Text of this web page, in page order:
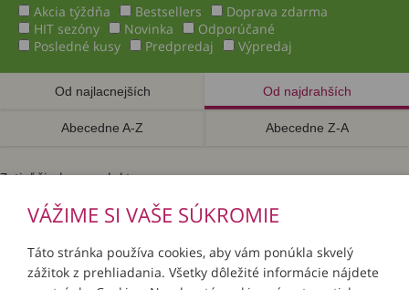
Akcia týždňa Bestsellers
Doprava zdarma
HIT sezóny
Novinka
Odporúčané
Posledné kusy
Predpredaj Výpredaj
Od najlacnejších Od najdrahších
Abecedne A-Z Abecedne Z-A
Zatiaľ žiadne produkty.
INFORMÁCIE
VÁŽIME SI VAŠE SÚKROMIE
Táto stránka používa cookies, aby vám ponúkla skvelý
zážitok z prehliadania. Všetky dôležité informácie nájdete